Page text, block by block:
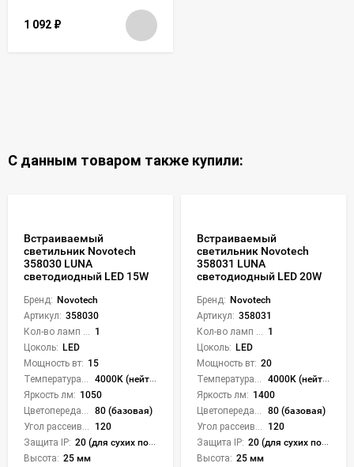
1 092 ₽
С данным товаром также купили:
Встраиваемый
светильник Novotech
358030 LUNA
светодиодный LED 15W
Бренд: Novotech
Артикул: 358030
1
Цоколь: LED
Мощность вт: 15
4000K (нейтральный)
Яркость лм: 1050
80 (базовая)
120
Защита IP: 20 (для сухих пом.)
Высота: 25 мм
Встраиваемый
светильник Novotech
358031 LUNA
светодиодный LED 20W
Бренд: Novotech
Артикул: 358031
1
Цоколь: LED
Мощность вт: 20
4000K (нейтральный)
Яркость лм: 1400
80 (базовая)
120
Защита IP: 20 (для сухих пом.)
Высота: 25 мм